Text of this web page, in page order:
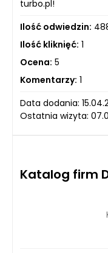
turbo.pl!
Ilość odwiedzin:
Ilość kliknięć: 1
Ocena: 5
Komentarzy: 1
Data dodania:
Ostatnia wizyta:
Katalog firm